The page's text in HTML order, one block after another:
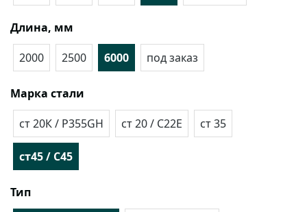
Длина, мм
2000
2500 6000 под заказ
Марка стали
cт 20К / P355GH
ст 20 / C22E ст 35
ст45 / C45
Тип